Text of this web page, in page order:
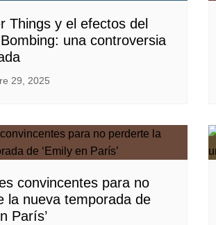
Things y el efectos del
una controversia
29, 2025
convincentes para no
la nueva temporada de
París’